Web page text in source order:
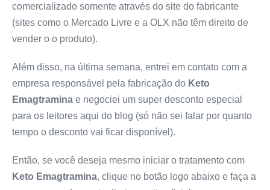
comercializado somente através do site do fabricante
(sites como o Mercado Livre e a OLX não têm direito de
vender o o produto).
Além disso, na última semana, entrei em contato com a
empresa responsável pela fabricação do Keto
Emagtramina e negociei um super desconto especial
para os leitores aqui do blog (só não sei falar por quanto
tempo o desconto vai ficar disponível).
Então, se você deseja mesmo iniciar o tratamento com
Keto Emagtramina, clique no botão logo abaixo e faça a